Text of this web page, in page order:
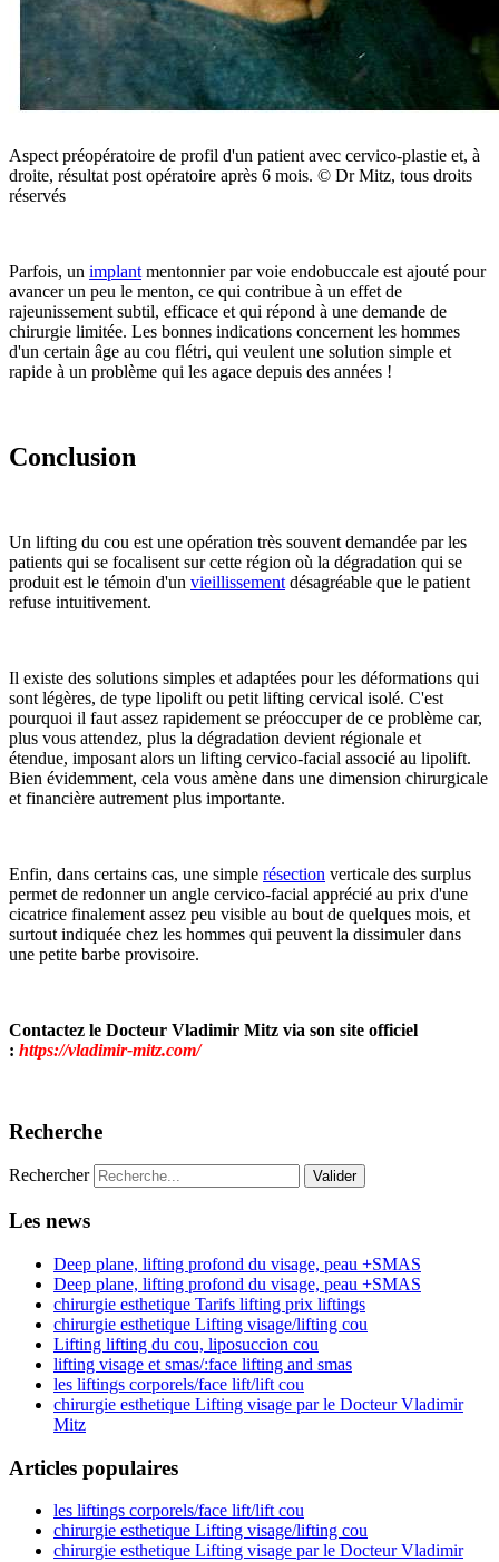
Aspect préopératoire de profil d'un patient avec cervico-plastie et, à
droite, résultat post opératoire après 6 mois. © Dr Mitz, tous droits
réservés
Parfois, un implant mentonnier par voie endobuccale est ajouté pour
avancer un peu le menton, ce qui contribue à un effet de
rajeunissement subtil, efficace et qui répond à une demande de
chirurgie limitée. Les bonnes indications concernent les hommes
d'un certain âge au cou flétri, qui veulent une solution simple et
rapide à un problème qui les agace depuis des années !
Conclusion
Un lifting du cou est une opération très souvent demandée par les
patients qui se focalisent sur cette région où la dégradation qui se
produit est le témoin d'un vieillissement désagréable que le patient
refuse intuitivement.
Il existe des solutions simples et adaptées pour les déformations qui
sont légères, de type lipolift ou petit lifting cervical isolé. C'est
pourquoi il faut assez rapidement se préoccuper de ce problème car,
plus vous attendez, plus la dégradation devient régionale et
étendue, imposant alors un lifting cervico-facial associé au lipolift.
Bien évidemment, cela vous amène dans une dimension chirurgicale
et financière autrement plus importante.
Enfin, dans certains cas, une simple résection verticale des surplus
permet de redonner un angle cervico-facial apprécié au prix d'une
cicatrice finalement assez peu visible au bout de quelques mois, et
surtout indiquée chez les hommes qui peuvent la dissimuler dans
une petite barbe provisoire.
Contactez le Docteur Vladimir Mitz via son site officiel
: https://vladimir-mitz.com/
Recherche
Rechercher Valider
Les news
Deep plane, lifting profond du visage, peau +SMAS
Deep plane, lifting profond du visage, peau +SMAS
chirurgie esthetique Tarifs lifting prix liftings
chirurgie esthetique Lifting visage/lifting cou
Lifting lifting du cou, liposuccion cou
lifting visage et smas/:face lifting and smas
les liftings corporels/face lift/lift cou
chirurgie esthetique Lifting visage par le Docteur Vladimir
Mitz
Articles populaires
les liftings corporels/face lift/lift cou
chirurgie esthetique Lifting visage/lifting cou
chirurgie esthetique Lifting visage par le Docteur Vladimir